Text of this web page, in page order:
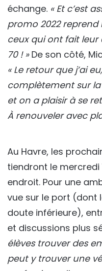
échange. « Et c’est
promo 2022
ceux qui ont fait leur
70 ! »De son côté,
« Le retour que j’ai
complètement sur
et on a plaisir à se
À renouveler avec
Au Havre, les
tiendront le mercredi
endroit. Pour une
vue sur le port (dont
doute inférieure),
et discussions plus
élèves trouver des
peut y trouver une